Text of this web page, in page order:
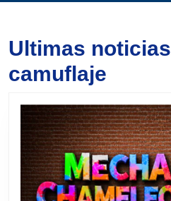
Ultimas
camuflaje